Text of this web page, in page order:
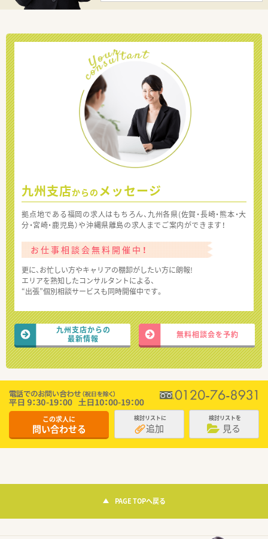
九州支店からの メッセージ
拠点地である福岡の求人はもちろん、九州各県(佐賀・長崎・熊本・大
分・宮崎・鹿児島）や沖縄県離島の求人までご案内ができます！
お仕事相談会無料開催中！
更に、お忙しい方やキャリアの棚卸がしたい方に朗報!
エリアを熟知したコンサルタントによる、
“出張”個別相談サービスも同時開催中です。
九州支店からの
最新情報
無料相談会を予約
この求人に
問い合わせる
検討リストに
追加
検討リストを
見る
PAGE TOPへ戻る